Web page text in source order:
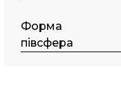
Форма
півсфера